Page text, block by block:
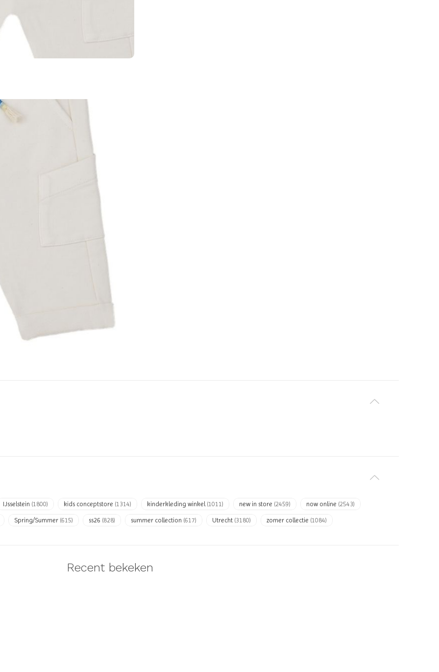
IJsselstein (1800) kids conceptstore (1314) kinderkleding winkel (1011) new in store (2459) now online (2543)
Spring/Summer (615) ss26 (828) summer collection (617) Utrecht (3180) zomer collectie (1084)
Recent bekeken